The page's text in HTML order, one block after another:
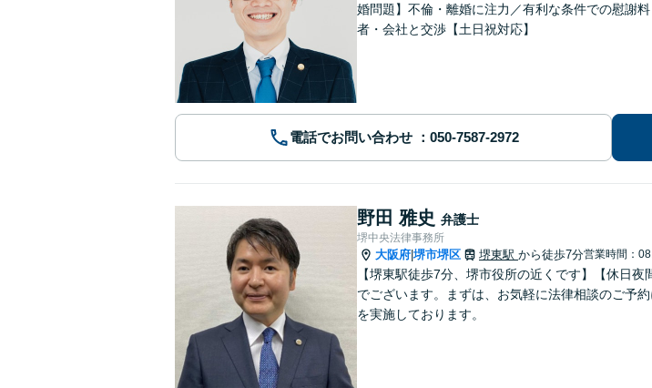
婚問題】不倫・離婚に注力／有利な条件での慰謝
者・会社と交渉【土日祝対応】
電話でお問い合わせ
野田 雅史 弁護士
堺中央法律事務所
大阪府 堺市堺区 堺東駅 から徒歩7分営業時間：
【堺東駅徒歩7分、堺市役所の近くです】【休日
でございます。まずは、お気軽に法律相談のご予
を実施しております。